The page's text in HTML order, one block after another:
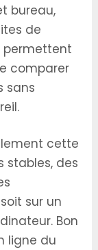
bureau,
de
permettent
comparer
sans
cette
des
sur un
Bon
ligne du